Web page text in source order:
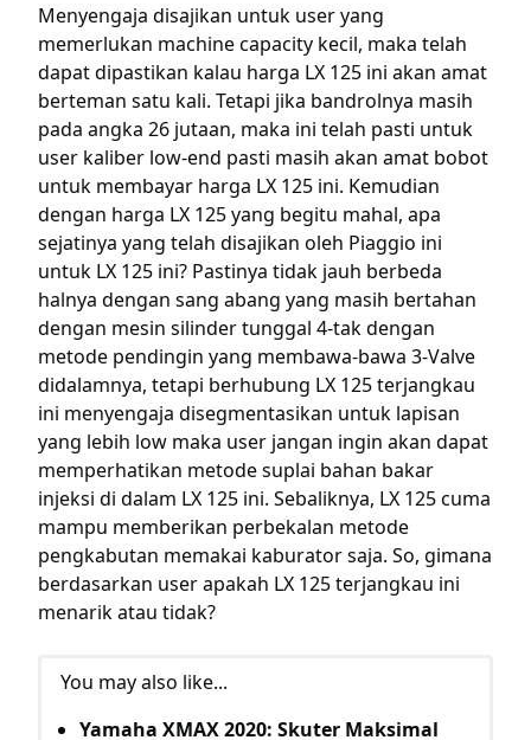
Menyengaja disajikan untuk user yang
memerlukan machine capacity kecil, maka telah
dapat dipastikan kalau harga LX 125 ini akan amat
berteman satu kali. Tetapi jika bandrolnya masih
pada angka 26 jutaan, maka ini telah pasti untuk
user kaliber low-end pasti masih akan amat bobot
untuk membayar harga LX 125 ini. Kemudian
dengan harga LX 125 yang begitu mahal, apa
sejatinya yang telah disajikan oleh Piaggio ini
untuk LX 125 ini? Pastinya tidak jauh berbeda
halnya dengan sang abang yang masih bertahan
dengan mesin silinder tunggal 4-tak dengan
metode pendingin yang membawa-bawa 3-Valve
didalamnya, tetapi berhubung LX 125 terjangkau
ini menyengaja disegmentasikan untuk lapisan
yang lebih low maka user jangan ingin akan dapat
memperhatikan metode suplai bahan bakar
injeksi di dalam LX 125 ini. Sebaliknya, LX 125 cuma
mampu memberikan perbekalan metode
pengkabutan memakai kaburator saja. So, gimana
berdasarkan user apakah LX 125 terjangkau ini
menarik atau tidak?
You may also like...
Yamaha XMAX 2020: Skuter Maksimal